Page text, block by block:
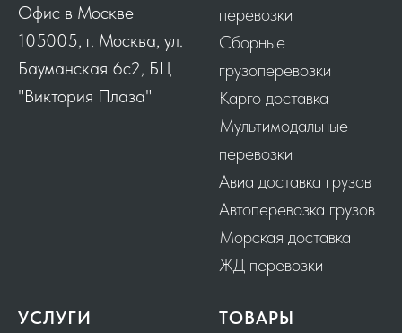
Офис в Москве
105005, г. Москва, ул.
Бауманская 6с2, БЦ
"Виктория Плаза"
перевозки
Сборные
грузоперевозки
Карго доставка
Мультимодальные
перевозки
Авиа доставка грузов
Автоперевозка грузов
Морская доставка
ЖД перевозки
УСЛУГИ
ТОВАРЫ